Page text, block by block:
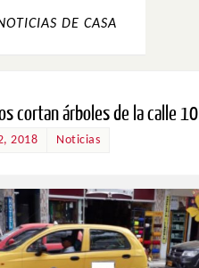
DE CASA
cortan árboles de la calle 10
2018 Noticias